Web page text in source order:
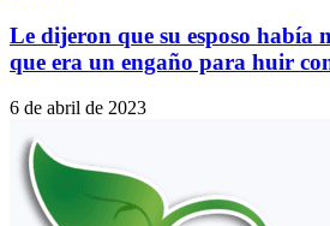
Le dijeron que su esposo había
que era un engaño para huir
6 de abril de 2023